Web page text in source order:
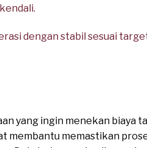
dengan stabil sesuai
yang ingin menekan biaya
membantu memastikan